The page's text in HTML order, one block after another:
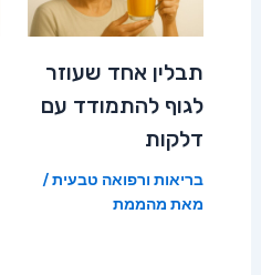
תבלין אחד שעוזר
לגוף להתמודד עם
דלקות
בריאות ורפואה טבעית/
מאת מהממת